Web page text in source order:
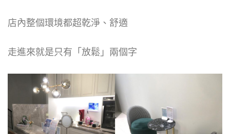
店內整個環境都超乾淨、舒適
走進來就是只有「放鬆」兩個字